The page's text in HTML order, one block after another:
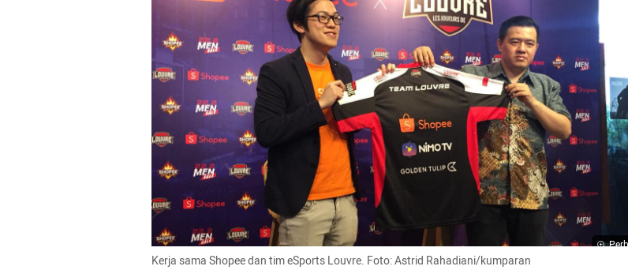
Kerja sama Shopee dan tim eSports Louvre. Foto: Astrid Rahadiani/kumparan